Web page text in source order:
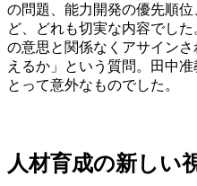
の問題、能力開発の優先順
ど、どれも切実な内容でし
の意思と関係なくアサイン
えるか」という質問。田中
とって意外なものでした。
人材育成の新しい